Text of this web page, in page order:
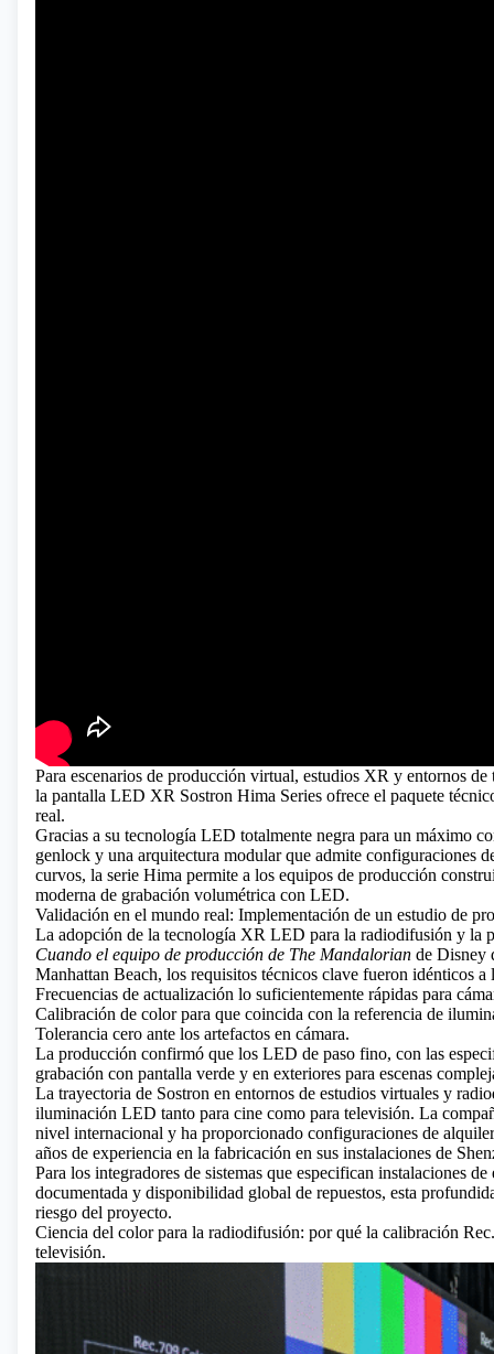
Para escenarios de producción virtual, estudios XR y entornos
la pantalla LED XR Sostron Hima Series ofrece el paquete
real.
Gracias a su tecnología LED totalmente negra para un máximo
genlock y una arquitectura modular que admite configuraciones
curvos, la serie Hima permite a los equipos de producción
moderna de grabación volumétrica con LED.
Validación en el mundo real: Implementación de un estudio de
La adopción de la tecnología XR LED para la radiodifusión y la
Cuando el equipo de producción de The Mandalorian de Disney
Manhattan Beach, los requisitos técnicos clave fueron idénticos
Frecuencias de actualización lo suficientemente rápidas para
Calibración de color para que coincida con la referencia de
Tolerancia cero ante los artefactos en cámara.
La producción confirmó que los LED de paso fino, con las
grabación con pantalla verde y en exteriores para escenas
La trayectoria de Sostron en entornos de estudios virtuales y
iluminación LED tanto para cine como para televisión. La
nivel internacional y ha proporcionado configuraciones de
años de experiencia en la fabricación en sus instalaciones de
Para los integradores de sistemas que especifican instalaciones
documentada y disponibilidad global de repuestos, esta
riesgo del proyecto.
Ciencia del color para la radiodifusión: por qué la calibración
televisión.